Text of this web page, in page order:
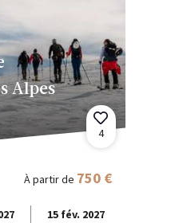
Alpes
4
À partir de 750 €
15 fév. 2027